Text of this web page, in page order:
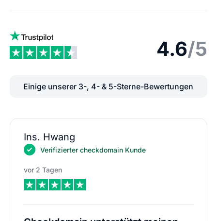
4.6/5
Einige unserer 3-, 4- & 5-Sterne-Bewertungen
Ins. Hwang
Verifizierter checkdomain Kunde
vor 2 Tagen